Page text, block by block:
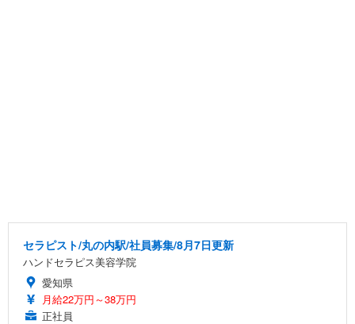
セラピスト/丸の内駅/社員募集/8月7日更新
ハンドセラピス美容学院
愛知県
月給22万円～38万円
正社員